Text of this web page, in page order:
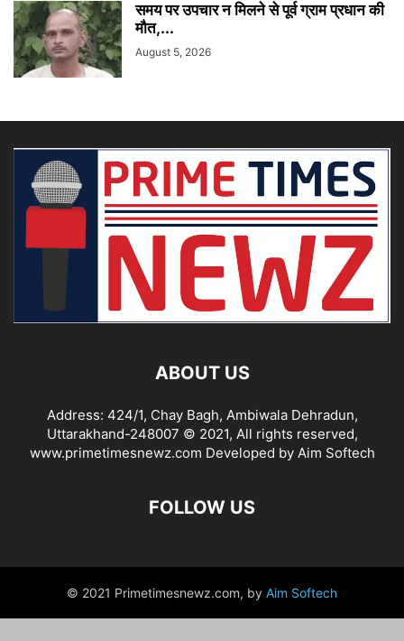
समय पर उपचार न मिलने से पूर्व ग्राम प्रधान की
मौत,...
August 5, 2026
ABOUT US
Address: 424/1, Chay Bagh, Ambiwala Dehradun,
Uttarakhand-248007 © 2021, All rights reserved,
www.primetimesnewz.com Developed by Aim Softech
FOLLOW US
© 2021 Primetimesnewz.com, by Aim Softech